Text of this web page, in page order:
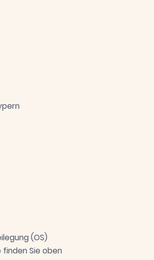
(OS)
finden Sie oben